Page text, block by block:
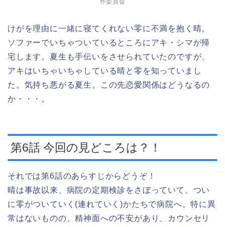
作委員会
けがを理由に一緒に寝てくれない零に不満を抱く晴。
ソファーでいちゃついているところにアキ・シマが帰
宅します。夏生も手伝いをさせられていたのですが、
アキはいちゃいちゃしている晴と零を知っていまし
た。気持ち悪がる夏生。この先恋愛関係はどうなるの
か・・・。
第6話 今回の見どころは？！
それでは第6話のあらすじからどうぞ！
晴は事故以来、病院の定期検診をさぼっていて、つい
に零がついていく(連れていく)かたちで病院へ。特に異
常はないものの、精神面への不安があり、カウンセリ